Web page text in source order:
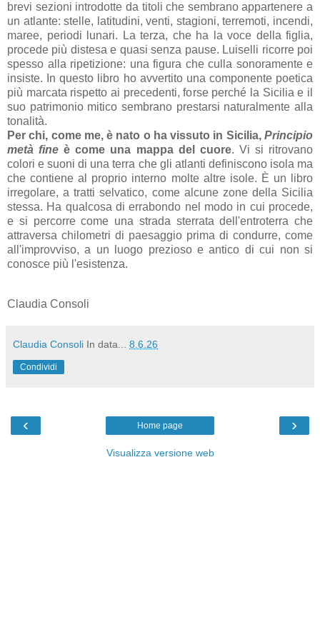
brevi sezioni introdotte da titoli che sembrano appartenere a
un atlante: stelle, latitudini, venti, stagioni, terremoti, incendi,
maree, periodi lunari. La terza, che ha la voce della figlia,
procede più distesa e quasi senza pause. Luiselli ricorre poi
spesso alla ripetizione: una figura che culla sonoramente e
insiste. In questo libro ho avvertito una componente poetica
più marcata rispetto ai precedenti, forse perché la Sicilia e il
suo patrimonio mitico sembrano prestarsi naturalmente alla
tonalità.
Per chi, come me, è nato o ha vissuto in Sicilia, Principio
metà fine è come una mappa del cuore. Vi si ritrovano
colori e suoni di una terra che gli atlanti definiscono isola ma
che contiene al proprio interno molte altre isole. È un libro
irregolare, a tratti selvatico, come alcune zone della Sicilia
stessa. Ha qualcosa di errabondo nel modo in cui procede,
e si percorre come una strada sterrata dell'entroterra che
attraversa chilometri di paesaggio prima di condurre, come
all'improvviso, a un luogo prezioso e antico di cui non si
conosce più l'esistenza.
Claudia Consoli
Claudia Consoli In data... 8.6.26
Condividi
‹ ›
Home page
Visualizza versione web